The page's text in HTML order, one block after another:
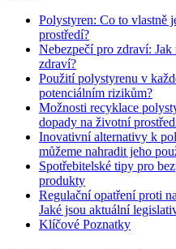
Polystyren: Co to vlastně
prostředí?
Nebezpečí pro zdraví:
zdraví?
Použití polystyrenu v
potenciálním rizikům?
Možnosti recyklace
dopady na životní
Inovativní alternativy k
můžeme nahradit jeho
Spotřebitelské tipy pro
produkty
Regulační opatření proti
Jaké jsou aktuální
Klíčové Poznatky